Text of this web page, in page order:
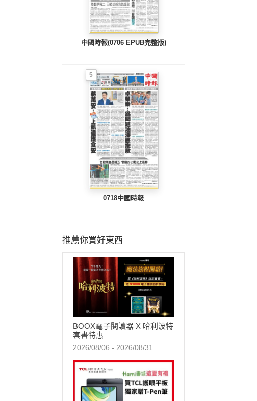
中國時報(0706 EPUB完整版)
5
0718中國時報
推薦你買好東西
BOOX電子閱讀器 X 哈利波特
套書特惠
2026/08/06 - 2026/08/31